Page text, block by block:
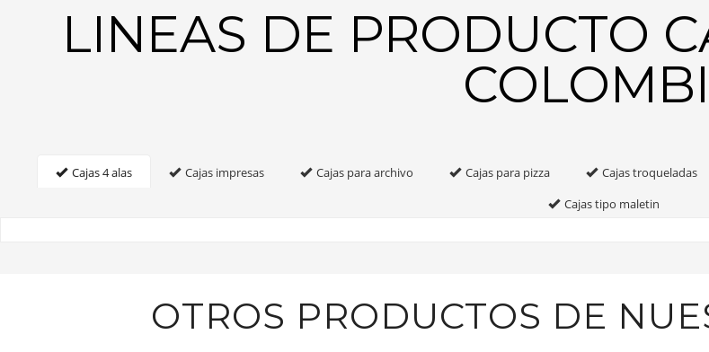
LINEAS DE PRODUCTO
Cajas 4 alas Cajas impresas Cajas para archivo Cajas para pizza Cajas troqueladas
Cajas tipo maletin
OTROS PRODUCTOS DE